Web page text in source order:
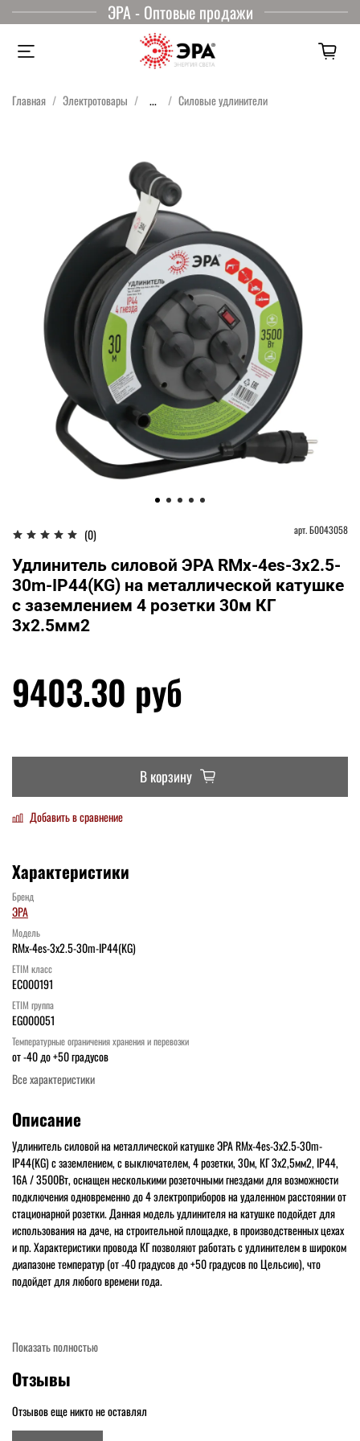
ЭРА - Оптовые продажи
Главная Электротовары ... Силовые удлинители
(0) арт.Б0043058
Удлинитель силовой ЭРА RMx-4es-3x2.5-
30m-IP44(KG) на металлической катушке
c заземлением 4 розетки 30м КГ
3х2.5мм2
9403.30 руб
В корзину
Добавить в сравнение
Характеристики
Бренд
ЭРА
Модель
RMx-4es-3x2.5-30m-IP44(KG)
ETIM класс
EC000191
ETIM группа
EG000051
Температурные ограничения хранения и перевозки
от -40 до +50 градусов
Все характеристики
Описание
Удлинитель силовой на металлической катушке ЭРА RMx-4es-3x2.5-30m-
IP44(KG) с заземлением, с выключателем, 4 розетки, 30м, КГ 3x2,5мм2, IP44,
16А / 3500Вт, оснащен несколькими розеточными гнездами для возможности
подключения одновременно до 4 электроприборов на удаленном расстоянии от
стационарной розетки. Данная модель удлинителя на катушке подойдет для
использования на даче, на строительной площадке, в производственных цехах
и пр. Характеристики провода КГ позволяют работать с удлинителем в широком
диапазоне температур (от -40 градусов до +50 градусов по Цельсию), что
подойдет для любого времени года.
Показать полностью
Отзывы
Отзывов еще никто не оставлял